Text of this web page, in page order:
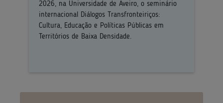
Cultura, Educação e
Políticas Públicas em
2026, na Universidade de Aveiro, o seminário
internacional Diálogos Transfronteiriços:
Cultura, Educação e Políticas Públicas em
Territórios de Baixa Densidade.